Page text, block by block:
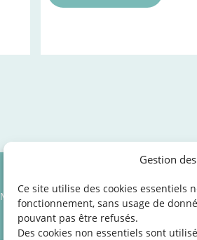
Gestion
Ce site utilise des cookies essentiels
fonctionnement, sans usage de
pouvant pas être refusés.
Des cookies non essentiels sont
Mentions légales ©2026 SNJ